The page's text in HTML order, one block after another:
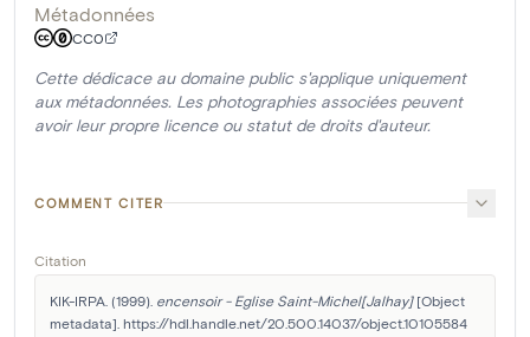
Métadonnées
CC0
Cette dédicace au domaine public s'applique uniquement
aux métadonnées. Les photographies associées peuvent
avoir leur propre licence ou statut de droits d'auteur.
COMMENT CITER
Citation
KIK-IRPA. (1999). encensoir - Eglise Saint-Michel[Jalhay] [Object
metadata]. https://hdl.handle.net/20.500.14037/object.10105584